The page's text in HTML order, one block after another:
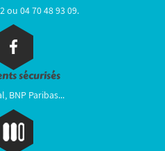
ou 04 70 48 93 09.
sécurisés
BNP Paribas...